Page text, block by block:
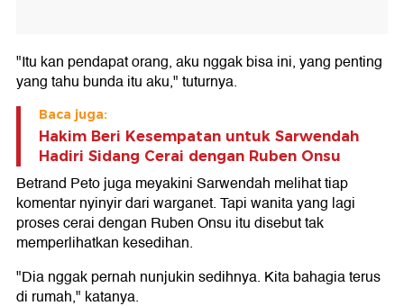
"Itu kan pendapat orang, aku nggak bisa ini, yang penting
yang tahu bunda itu aku," tuturnya.
Baca juga:
Hakim Beri Kesempatan untuk Sarwendah
Hadiri Sidang Cerai dengan Ruben Onsu
Betrand Peto juga meyakini Sarwendah melihat tiap
komentar nyinyir dari warganet. Tapi wanita yang lagi
proses cerai dengan Ruben Onsu itu disebut tak
memperlihatkan kesedihan.
"Dia nggak pernah nunjukin sedihnya. Kita bahagia terus
di rumah," katanya.